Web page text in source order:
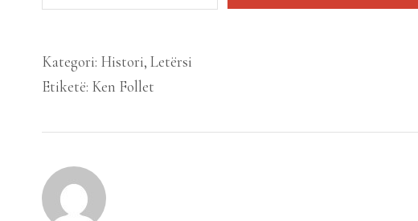
Kategori: Histori, Letërsi
Etiketë: Ken Follet